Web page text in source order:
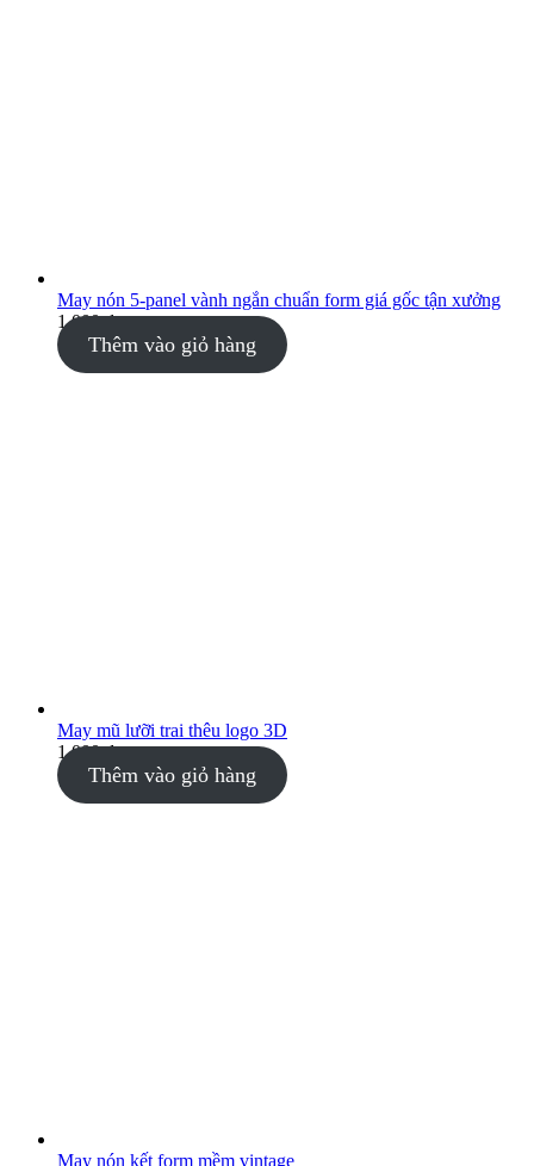
May nón 5-panel vành ngắn chuẩn form giá gốc tận xưởng
1.000₫
Thêm vào giỏ hàng
May mũ lưỡi trai thêu logo 3D
1.000₫
Thêm vào giỏ hàng
May nón kết form mềm vintage